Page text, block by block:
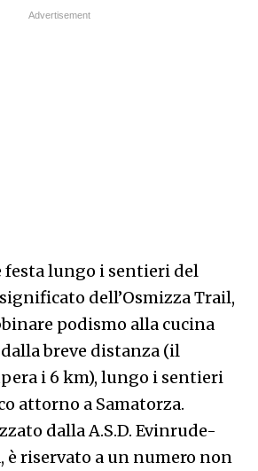
festa lungo i sentieri del
significato dell’Osmizza Trail,
podismo alla cucina
breve distanza (il
i 6 km), lungo i sentieri
attorno a Samatorza.
dalla A.S.D. Evinrude-
è riservato a un numero non